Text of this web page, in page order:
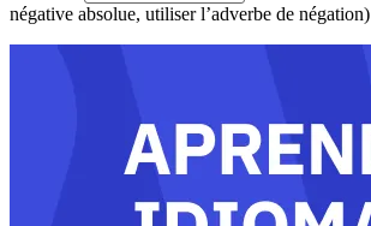
négative absolue, utiliser l’adverbe de négation)